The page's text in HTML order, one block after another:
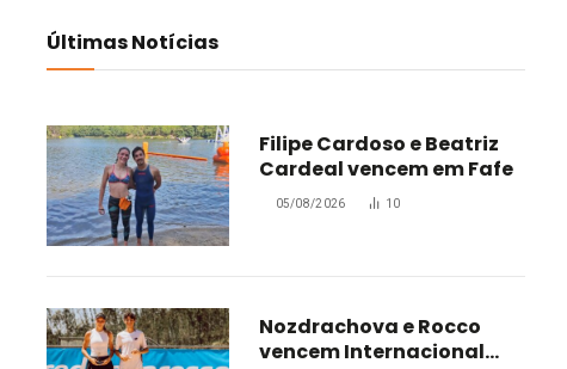
Últimas Notícias
Filipe Cardoso e Beatriz
Cardeal vencem em Fafe
05/08/2026 10
Nozdrachova e Rocco
vencem Internacional